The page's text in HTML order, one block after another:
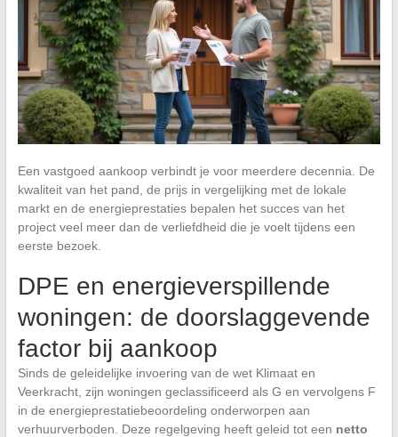
Een vastgoed aankoop verbindt je voor meerdere decennia. De
kwaliteit van het pand, de prijs in vergelijking met de lokale
markt en de energieprestaties bepalen het succes van het
project veel meer dan de verliefdheid die je voelt tijdens een
eerste bezoek.
DPE en energieverspillende
woningen: de doorslaggevende
factor bij aankoop
Sinds de geleidelijke invoering van de wet Klimaat en
Veerkracht, zijn woningen geclassificeerd als G en vervolgens F
in de energieprestatiebeoordeling onderworpen aan
verhuurverboden. Deze regelgeving heeft geleid tot een netto